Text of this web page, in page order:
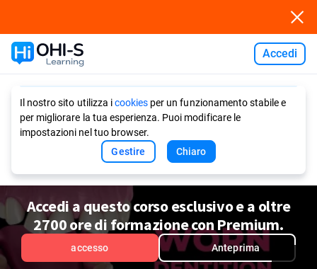
Accedi
Il nostro sito utilizza icookies per un funzionamento stabile e
per migliorare la tua esperienza. Puoi modificare le
impostazioni nel tuo browser.
Gestire
Chiaro
Accedi a questo corso esclusivo e a oltre
2700 ore di formazione con Premium.
accesso Anteprima